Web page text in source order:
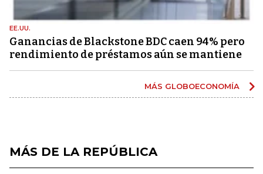
EE.UU.
Ganancias de Blackstone BDC caen 94% pero
rendimiento de préstamos aún se mantiene
MÁS GLOBOECONOMÍA
MÁS DE LA REPÚBLICA